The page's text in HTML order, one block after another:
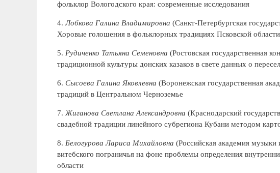
фольклор Вологодского края: современные исследования
4.Лобкова Галина Владимировна (Санкт-Петербургская
Хоровые голошения в фольклорных традициях Псковской области
5. Рудиченко Татьяна Семеновна (Ростовская государственная
традиционной культуры донских казаков в свете данных о
6. Сысоева Галина Яковлевна (Воронежская государственная
традиций в Центральном Черноземье
7.Жиганова Светлана Александровна (Краснодарский
свадебной традиции линейного субрегиона Кубани методом
8. Белогурова Лариса Михайловна (Российская академия
витебского пограничья на фоне проблемы определения
области